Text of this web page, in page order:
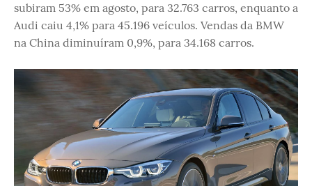
subiram 53% em agosto, para 32.763 carros, enquanto a
Audi caiu 4,1% para 45.196 veículos. Vendas da BMW
na China diminuíram 0,9%, para 34.168 carros.